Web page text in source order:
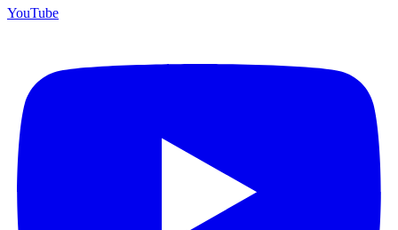
YouTube